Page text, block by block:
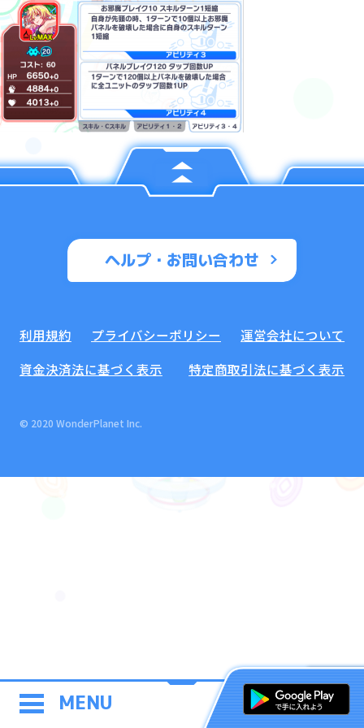
MENU
ヘルプ・お問い合わせ
利用規約 プライバシーポリシー
運営会社について
資金決済法に基づく表示
特定商取引法に基づく表示
© 2020 WonderPlanet Inc.